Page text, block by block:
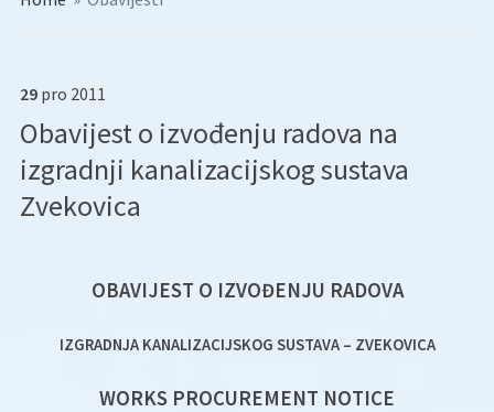
29 pro 2011
Obavijest o izvođenju radova na
izgradnji kanalizacijskog sustava
Zvekovica
OBAVIJEST O IZVOĐENJU RADOVA
IZGRADNJA KANALIZACIJSKOG SUSTAVA – ZVEKOVICA
WORKS PROCUREMENT NOTICE